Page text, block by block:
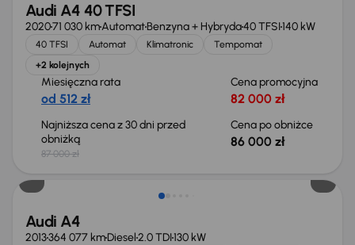
Audi A4 40 TFSI
202071 030 kmAutomatBenzyna + Hybryda40 TFSI140 kW
40 TFSI Automat Klimatronic
Tempomat
+2 kolejnych
Miesięczna rata
od 512 zł
Cena promocyjna
82 000 zł
Najniższa cena z 30 dni przed
obniżką
87 000 zł
Cena po obniżce
86 000 zł
Świeżo skupione
Audi A4
2013364 077 kmDiesel2.0 TDI130 kW